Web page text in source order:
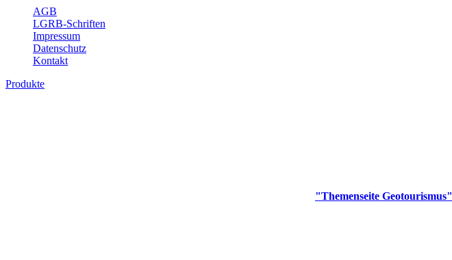
AGB
LGRB-Schriften
Impressum
Datenschutz
Kontakt
Produkte
"Themenseite Geotourismus"